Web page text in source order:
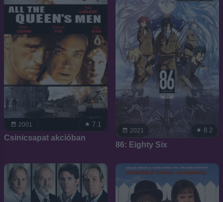
2001 7.1
Csinicsapat akcióban
2021 8.2
86: Eighty Six